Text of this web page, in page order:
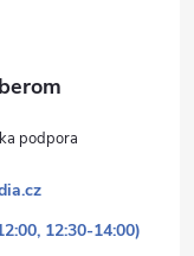
12:30-14:00)